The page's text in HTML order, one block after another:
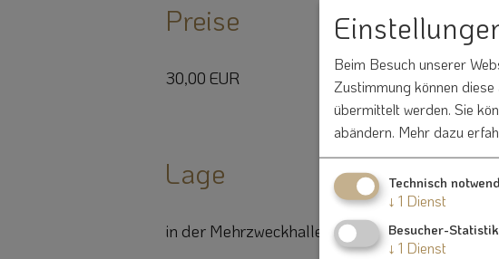
Preise
30,00 EUR
Lage
in der Mehrzweckhalle
Beim Besuch unserer
Zustimmung können
übermittelt werden. Sie
abändern. Mehr dazu
Technisch
↓ 1 Dienst
Besucher-
↓ 1 Dienst